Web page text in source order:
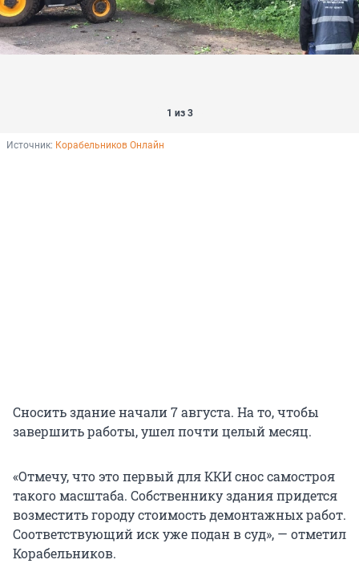
1 из 3
Источник: Корабельников Онлайн
Сносить здание начали 7 августа. На то, чтобы
завершить работы, ушел почти целый месяц.
«Отмечу, что это первый для ККИ снос самостроя
такого масштаба. Собственнику здания придется
возместить городу стоимость демонтажных работ.
Соответствующий иск уже подан в суд», — отметил
Корабельников.